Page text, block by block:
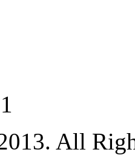
All